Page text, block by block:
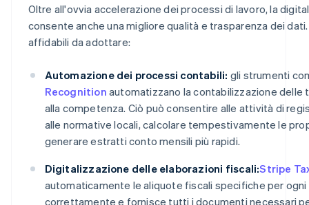
Oltre all'ovvia accelerazione dei processi di lavoro, la
consente anche una migliore qualità e trasparenza dei
affidabili da adottare:
Automazione dei processi contabili: gli strumenti
Recognition automatizzano la contabilizzazione delle
alla competenza. Ciò può consentire alle attività di
alle normative locali, calcolare tempestivamente le
generare estratti conto mensili più rapidi.
Digitalizzazione delle elaborazioni fiscali:Stripe
automaticamente le aliquote fiscali specifiche per ogni
correttamente e fornisce tutti i documenti necessari